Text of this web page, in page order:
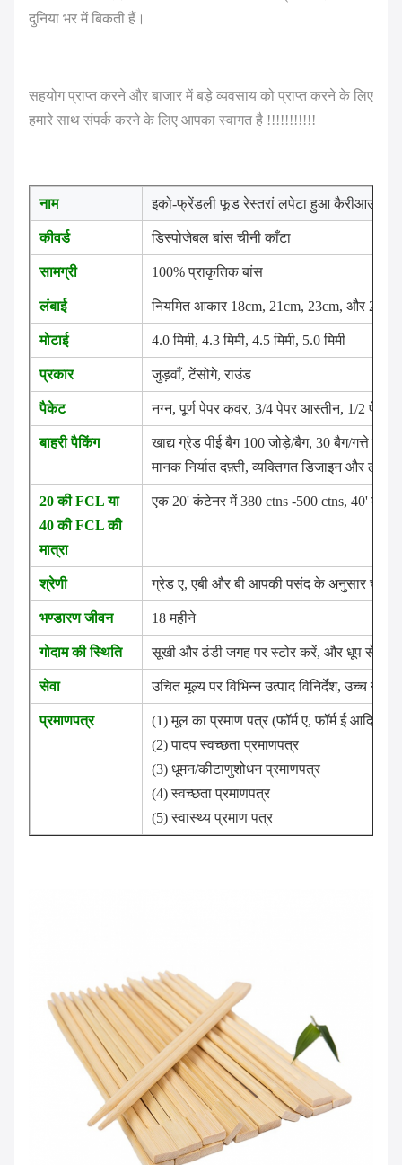
दुनिया भर में बिकती हैं।
सहयोग प्राप्त करने और बाजार में बड़े व्यवसाय को प्राप्त करने के लिए
हमारे साथ संपर्क करने के लिए आपका स्वागत है !!!!!!!!!!!
नाम इको-फ्रेंडली फूड रेस्तरां लपेटा हुआ कैरीआउट
कीवर्ड डिस्पोजेबल बांस चीनी काँटा
सामग्री 100% प्राकृतिक बांस
लंबाई नियमित आकार 18cm, 21cm, 23cm, और
मोटाई 4.0 मिमी, 4.3 मिमी, 4.5 मिमी, 5.0 मिमी
प्रकार जुड़वाँ, टेंसोगे, राउंड
पैकेट नग्न, पूर्ण पेपर कवर, 3/4 पेपर आस्तीन, 1/2 पेपर
बाहरी पैकिंग
खाद्य ग्रेड पीई बैग 100 जोड़े/बैग, 30 बैग/गत्ते का
मानक निर्यात दफ़्ती, व्यक्तिगत डिजाइन और लोगो
20 की FCL या
40 की FCL की
मात्रा
एक 20' कंटेनर में 380 ctns -500 ctns, 40'
श्रेणी ग्रेड ए, एबी और बी आपकी पसंद के अनुसार चयन
भण्डारण जीवन 18 महीने
गोदाम की स्थिति सूखी और ठंडी जगह पर स्टोर करें, और धूप से
सेवा उचित मूल्य पर विभिन्न उत्पाद विनिर्देश, उच्च
प्रमाणपत्र
(1) मूल का प्रमाण पत्र (फॉर्म ए, फॉर्म ई आदि)
(2) पादप स्वच्छता प्रमाणपत्र
(3) धूमन/कीटाणुशोधन प्रमाणपत्र
(4) स्वच्छता प्रमाणपत्र
(5) स्वास्थ्य प्रमाण पत्र